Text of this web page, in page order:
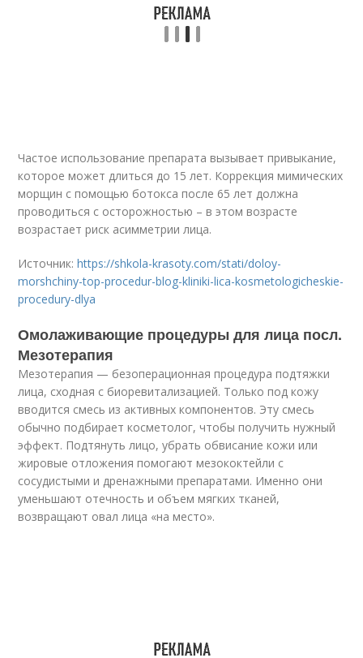
Частое использование препарата вызывает привыкание,
которое может длиться до 15 лет. Коррекция мимических
морщин с помощью ботокса после 65 лет должна
проводиться с осторожностью – в этом возрасте
возрастает риск асимметрии лица.
Источник:https://shkola-krasoty.com/stati/doloy-
morshchiny-top-procedur-blog-kliniki-lica-kosmetologicheskie-
procedury-dlya
Омолаживающие процедуры для лица посл.
Мезотерапия
Мезотерапия — безоперационная процедура подтяжки
лица, сходная с биоревитализацией. Только под кожу
вводится смесь из активных компонентов. Эту смесь
обычно подбирает косметолог, чтобы получить нужный
эффект. Подтянуть лицо, убрать обвисание кожи или
жировые отложения помогают мезококтейли с
сосудистыми и дренажными препаратами. Именно они
уменьшают отечность и объем мягких тканей,
возвращают овал лица «на место».